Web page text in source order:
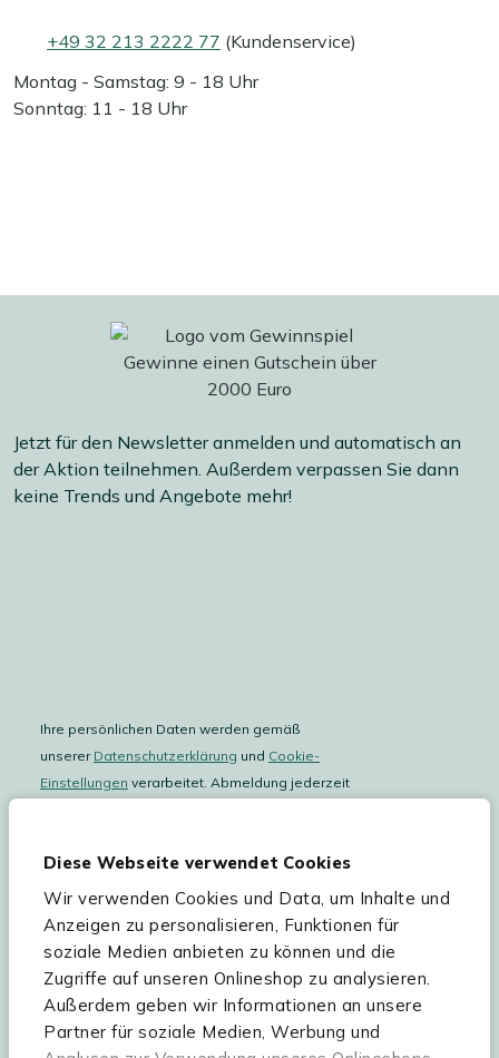
Diese Webseite verwendet Cookies
Wir verwenden Cookies und Data, um Inhalte und
Anzeigen zu personalisieren, Funktionen für
soziale Medien anbieten zu können und die
Zugriffe auf unseren Onlineshop zu analysieren.
Außerdem geben wir Informationen an unsere
Partner für soziale Medien, Werbung und
+49 32 213 2222 77 (Kundenservice)
Montag - Samstag: 9 - 18 Uhr
Sonntag: 11 - 18 Uhr
Jetzt für den Newsletter anmelden und automatisch an
der Aktion teilnehmen. Außerdem verpassen Sie dann
keine Trends und Angebote mehr!
Ihre persönlichen Daten werden gemäß
unserer Datenschutzerklärung und Cookie-
Einstellungen verarbeitet. Abmeldung jederzeit
Hilfe & Service
Sortiment
Kees Smit Gartenmöbel
Experience Stores XXL